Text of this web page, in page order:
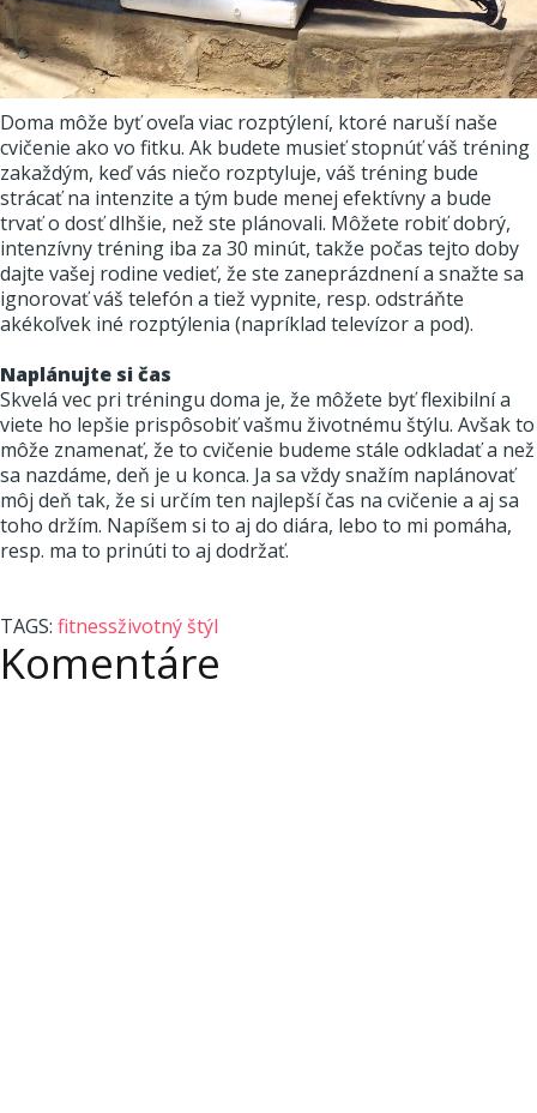
Doma môže byť oveľa viac rozptýlení, ktoré naruší naše
cvičenie ako vo fitku. Ak budete musieť stopnúť váš tréning
zakaždým, keď vás niečo rozptyluje, váš tréning bude
strácať na intenzite a tým bude menej efektívny a bude
trvať o dosť dlhšie, než ste plánovali. Môžete robiť dobrý,
intenzívny tréning iba za 30 minút, takže počas tejto doby
dajte vašej rodine vedieť, že ste zaneprázdnení a snažte sa
ignorovať váš telefón a tiež vypnite, resp. odstráňte
akékoľvek iné rozptýlenia (napríklad televízor a pod).
Naplánujte si čas
Skvelá vec pri tréningu doma je, že môžete byť flexibilní a
viete ho lepšie prispôsobiť vašmu životnému štýlu. Avšak to
môže znamenať, že to cvičenie budeme stále odkladať a než
sa nazdáme, deň je u konca. Ja sa vždy snažím naplánovať
môj deň tak, že si určím ten najlepší čas na cvičenie a aj sa
toho držím. Napíšem si to aj do diára, lebo to mi pomáha,
resp. ma to prinúti to aj dodržať.
TAGS: fitnessživotný štýl
Komentáre